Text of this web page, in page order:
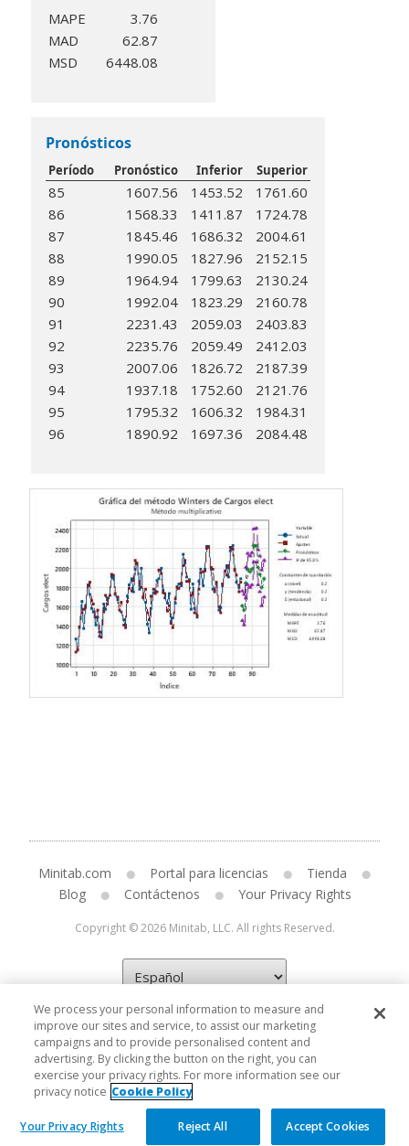
MAPE
3.76
MAD
62.87
MSD
6448.08
Pronósticos
Período Pronóstico Inferior Superior
85 1607.56 1453.52
1761.60
86
1568.33 1411.87
1724.78
87
1845.46 1686.32
2004.61
88
1990.05 1827.96
2152.15
89
1964.94 1799.63
2130.24
90
1992.04 1823.29
2160.78
91
2231.43 2059.03
2403.83
92
2235.76 2059.49
2412.03
93
2007.06 1826.72
2187.39
94
1937.18 1752.60
2121.76
95
1795.32 1606.32
1984.31
96
1890.92 1697.36 2084.48
Minitab.com Portal para licencias
Tienda
Blog
Contáctenos Your Privacy Rights
Copyright © 2026 Minitab, LLC. All rights Reserved.
We process your personal information to measure and
improve our sites and service, to assist our marketing
campaigns and to provide personalised content and
advertising. By clicking the button on the right, you can
exercise your privacy rights. For more information see our
privacy notice Cookie Policy
Your Privacy Rights Reject All Accept Cookies